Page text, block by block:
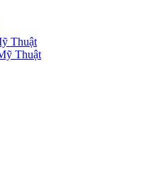
Thuật
Thuật